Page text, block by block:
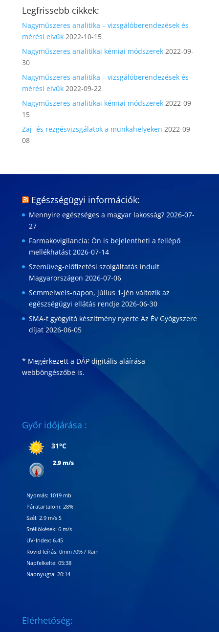
Legfrissebb cikkek:
Nagyműszeres analitika – vizsgálóberendezések és
mérési elvük 2022-10-15
Nagyműszeres analitikai kémiai módszerek 2022-09-
30
Nagyműszeres analitika – vizsgálóberendezések és
mérési elvük 2022-09-22
Nagyműszeres analitikai kémiai módszerek 2022-09-
15
Zaj- és rezgésvizsgálatok a munkahelyeken 2022-09-
08
Egészségügyi információk:
Mennyire egészséges a magyar lakosság? 2026-07-
27
Farmakovigilancia: Ön is bejelentheti a fellépő
mellékhatást 2026-07-14
Szemüveg-előfizetési szolgáltatás indult
Magyarországon 2026-07-06
Semmelweis-napon, július 1-jén változik az
egészségügyi ellátás rendje 2026-06-30
SMA-t gyógyító készítmény nyerte Az Év Gyógyszere
díjat 2026-06-05
* Megérkezett a DÁP digitális aláírása
webböngészőbe is.
Győr időjárása :
31°C
2.9 m/s
Nyomás: 1019 mb
Páratartalom: 28%
Szél: 2.9 m/s S
Széllökések: 6 m/s
UV-Index: 6.45
Rövid leírás: 0mm/0%/ Rain
Napfelkelte: 05:38
Napnyugta: 20:14
Elérhetőség: